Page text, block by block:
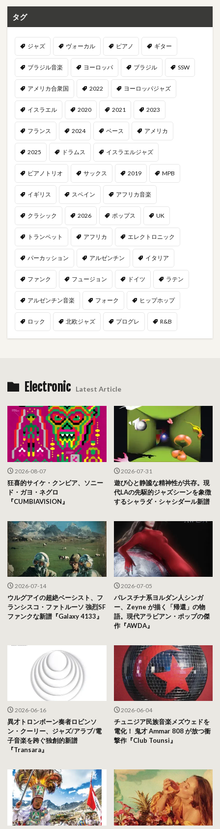
タグ
ジャズ ヴォーカル ピアノ ギター
ブラジル音楽 ヨーロッパ ブラジル SSW
アメリカ合衆国 2022 ヨーロッパジャズ
イスラエル 2020 2021 2023
フランス 2024 ベース アメリカ
2025 ドラムス イスラエルジャズ
ピアノトリオ サックス 2019 MPB
イギリス スペイン アフリカ音楽
クラシック 2026 ポップス UK
トランペット アフリカ エレクトロニック
パーカッション アルゼンチン イタリア
ファンク フュージョン ドイツ ラテン
アルゼンチン音楽 フォーク ヒップホップ
ロック 北欧ジャズ プログレ R&B
Electronic Latest Article
2026-08-07
狂喜的サイケ・クンビア、ソニー
ド・ガヨ・ネグロ
『CUMBIAVISION』
2026-07-31
遊び心と静謐な精神性が共存。現
代LAの先駆的ジャズシーンを象徴
するシャラダ・シャシダール新譜
2026-07-14
ウルグアイの超絶ベーシスト、フ
ランシスコ・ファトルーソ 強烈SF
ファンクな新譜『Galaxy 4133』
2026-07-05
パレスチナ系ヨルダン人シンガ
ー、Zeyne が描く「帰還」の物
語。現代アラビアン・ポップの傑
作『AWDA』
2026-06-16
異才トロンボーン奏者ロビンソ
ン・クーリー、ジャズ/アラブ/電
子音楽を跨ぐ独創的新譜
『Transara』
2026-06-04
チュニジア民族音楽メズウェドを
電化！ 鬼才 Ammar 808 が放つ衝
撃作『Club Tounsi』